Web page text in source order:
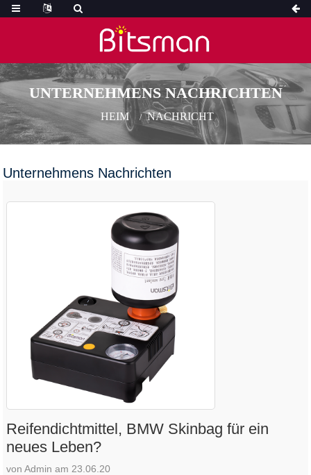
UNTERNEHMENS NACHRICHTEN
HEIM NACHRICHT
Unternehmens Nachrichten
Reifendichtmittel, BMW Skinbag für ein
neues Leben?
von Admin am 23.06.20